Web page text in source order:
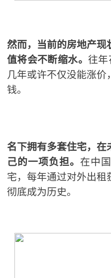
然而，当前的房地产现
值将会不断缩水。 往年
几年或许不仅没能涨
钱。
名下拥有多套住宅，在
己的一项负担。 在中
宅，每年通过对外出租
彻底成为历史。